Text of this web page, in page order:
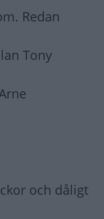
Redan
Tony
och dåligt